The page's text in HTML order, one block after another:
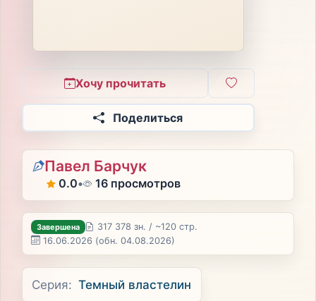
Хочу прочитать
Поделиться
Павел Барчук
0.0• 16 просмотров
Завершена
317 378 зн. / ~120 стр.
16.06.2026 (обн. 04.08.2026)
Серия: Темный властелин